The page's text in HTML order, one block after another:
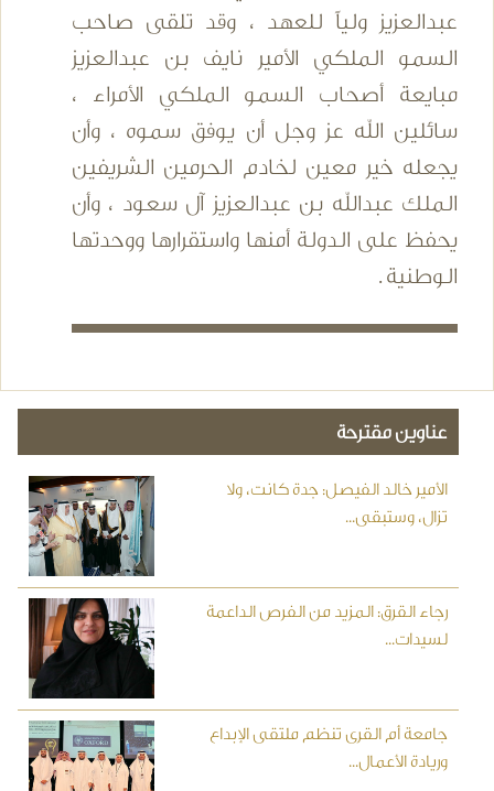
عبدالعزيز ولياً للعهد ، وقد تلقى صاحب
السمو الملكي الأمير نايف بن عبدالعزيز
مبايعة أصحاب السمو الملكي الأمراء ،
سائلين الله عز وجل أن يوفق سموه ، وأن
يجعله خير معين لخادم الحرمين الشريفين
الملك عبدالله بن عبدالعزيز آل سعود ، وأن
يحفظ على الدولة أمنها واستقرارها ووحدتها
الوطنية .
عناوين مقترحة
الأمير خالد الفيصل: جدة كانت، ولا
تزال، وستبقى...
رجاء القرق: المزيد من الفرص الداعمة
لسيدات...
جامعة أم القرى تنظم ملتقى الإبداع
وريادة الأعمال...